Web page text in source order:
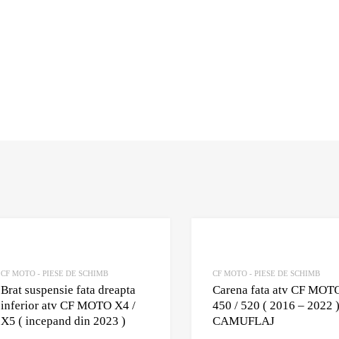
CF MOTO - PIESE DE SCHIMB
Brat suspensie fata dreapta
inferior atv CF MOTO X4 /
X5 ( incepand din 2023 )
CF MOTO - PIESE DE SCHIMB
Carena fata atv CF
450 / 520 ( 2016 – 2022
CAMUFLAJ